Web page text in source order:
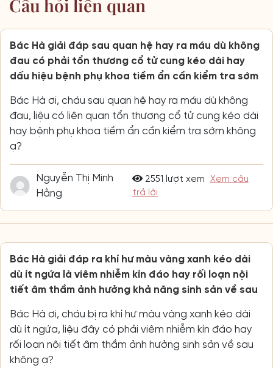
Câu hỏi liên quan
Bác Hà giải đáp sau quan hệ hay ra máu dù không
đau có phải tổn thương cổ tử cung kéo dài hay
dấu hiệu bệnh phụ khoa tiềm ẩn cần kiểm tra sớm
Bác Hà ơi, cháu sau quan hệ hay ra máu dù không
đau, liệu có liên quan tổn thương cổ tử cung kéo dài
hay bệnh phụ khoa tiềm ẩn cần kiểm tra sớm không
ạ?
Nguyễn Thị Minh
Hằng
2551 lượt xem
Xem câu
trả lời
Bác Hà giải đáp ra khí hư màu vàng xanh kéo dài
dù ít ngứa là viêm nhiễm kín đáo hay rối loạn nội
tiết âm thầm ảnh hưởng khả năng sinh sản về sau
Bác Hà ơi, cháu bị ra khí hư màu vàng xanh kéo dài
dù ít ngứa, liệu đây có phải viêm nhiễm kín đáo hay
rối loạn nội tiết âm thầm ảnh hưởng sinh sản về sau
không ạ?